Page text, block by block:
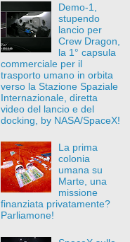
Demo-1,
stupendo
lancio per
Crew Dragon,
la 1° capsula
commerciale per il
trasporto umano in orbita
verso la Stazione Spaziale
Internazionale, diretta
video del lancio e del
docking, by NASA/SpaceX!
La prima
colonia
umana su
Marte, una
missione
finanziata privatamente?
Parliamone!